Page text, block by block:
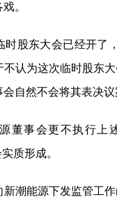
。
时股东大会已经开了
认为这次临时股东大
自然不会将其表决议
董事会更不执行上
质形成。
新潮能源下发监管工